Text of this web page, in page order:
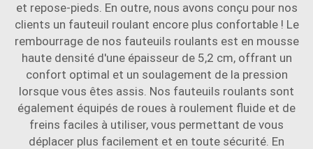
et repose-pieds. En outre, nous avons conçu pour nos
clients un fauteuil roulant encore plus confortable ! Le
rembourrage de nos fauteuils roulants est en mousse
haute densité d'une épaisseur de 5,2 cm, offrant un
confort optimal et un soulagement de la pression
lorsque vous êtes assis. Nos fauteuils roulants sont
également équipés de roues à roulement fluide et de
freins faciles à utiliser, vous permettant de vous
déplacer plus facilement et en toute sécurité. En